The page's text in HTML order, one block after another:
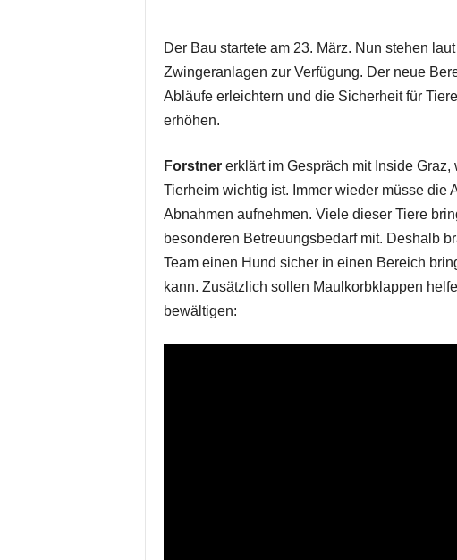
Der Bau startete am 23. März. Nun stehen
Zwingeranlagen zur Verfügung. Der neue
Abläufe erleichtern und die Sicherheit für
erhöhen.
Forstnererklärt im Gespräch mit Inside
Tierheim wichtig ist. Immer wieder müsse die
Abnahmen aufnehmen. Viele dieser Tiere
besonderen Betreuungsbedarf mit. Deshalb
Team einen Hund sicher in einen Bereich
kann. Zusätzlich sollen Maulkorbklappen
bewältigen: